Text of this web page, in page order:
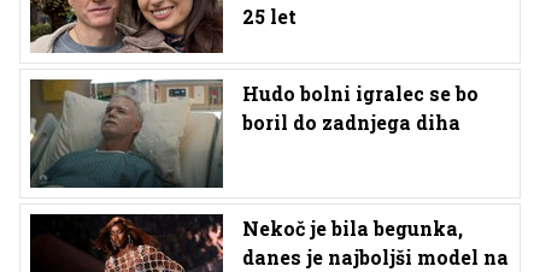
25 let
Hudo bolni igralec se bo
boril do zadnjega diha
Nekoč je bila begunka,
danes je najboljši model na